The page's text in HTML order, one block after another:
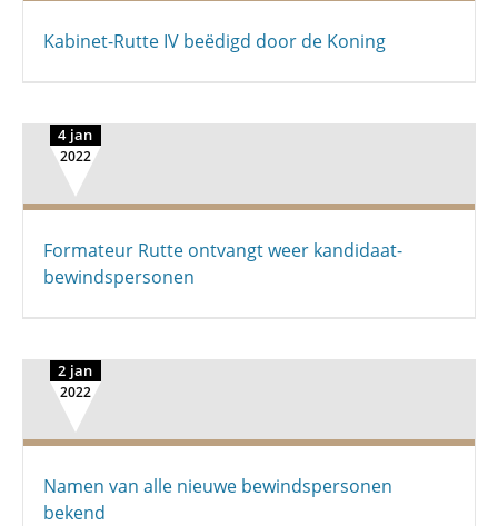
Kabinet-Rutte IV beëdigd door de Koning
4 jan
2022
Formateur Rutte ontvangt weer kandidaat-
bewindspersonen
2 jan
2022
Namen van alle nieuwe bewindspersonen
bekend